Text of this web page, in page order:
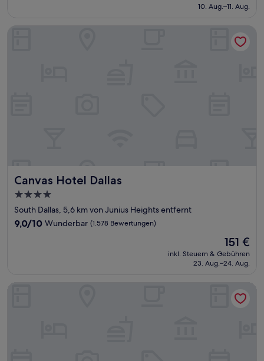
beträgt
10. Aug.–11. Aug.
Canvas Hotel Dallas
Canvas Hotel Dallas
4.0-
Sterne-
Unterkunft
South Dallas, 5,6 km von Junius Heights entfernt
9.0
9,0/10 Wunderbar (1.578 Bewertungen)
Der
Preis
beträgt
151 €
inkl. Steuern & Gebühren
23. Aug.–24. Aug.
The Westin Dallas Downtown